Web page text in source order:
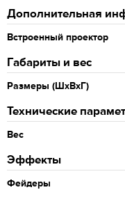
Дополнительная
Встроенный проектор
Габариты и вес
Размеры (ШхВхГ)
Технические
Вес
Эффекты
Фейдеры